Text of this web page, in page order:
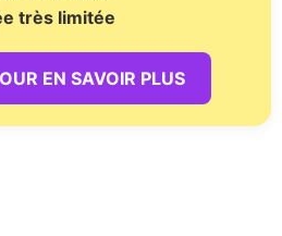
très limitée
EN SAVOIR PLUS